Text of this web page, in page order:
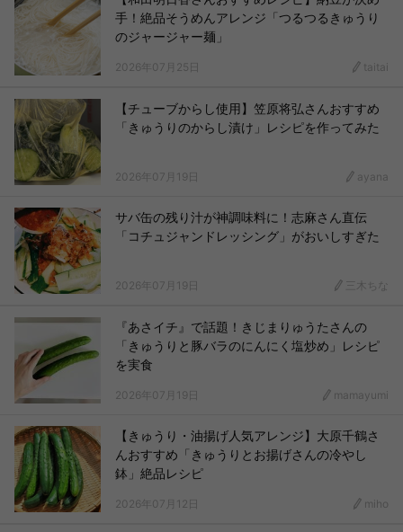
手！絶品そうめんアレンジ「つるつるきゅうり
のジャージャー麺」
2026年07月25日 taitai
【チューブからし使用】笠原将弘さんおすすめ
「きゅうりのからし漬け」レシピを作ってみた
2026年07月19日 ayana
サバ缶の残り汁が神調味料に！志麻さん直伝
「コチュジャンドレッシング」がおいしすぎた
2026年07月19日 三木ちな
『あさイチ』で話題！きじまりゅうたさんの
「きゅうりと豚バラのにんにく塩炒め」レシピ
を実食
2026年07月19日 mamayumi
【きゅうり・油揚げ人気アレンジ】大原千鶴さ
んおすすめ「きゅうりとお揚げさんの冷やし
鉢」絶品レシピ
2026年07月12日 miho